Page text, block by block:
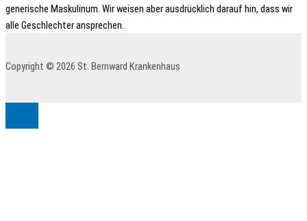
generische Maskulinum. Wir weisen aber ausdrücklich darauf hin, dass wir
alle Geschlechter ansprechen.
Copyright © 2026 St. Bernward Krankenhaus